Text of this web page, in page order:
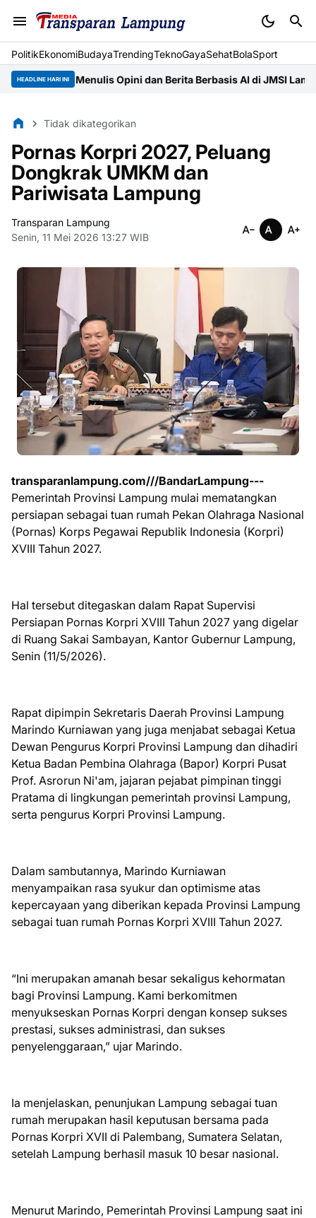
PolitikEkonomiBudayaTrendingTeknoGayaSehatBolaSport
HEADLINE HARI INI
Menulis Opini dan Berita Berbasis AI di JMSI Lampung
Tidak dikategorikan
Pornas Korpri 2027, Peluang
Dongkrak UMKM dan
Pariwisata Lampung
Transparan Lampung
Senin, 11 Mei 2026 13:27 WIB
transparanlampung.com///BandarLampung---
Pemerintah Provinsi Lampung mulai mematangkan
persiapan sebagai tuan rumah Pekan Olahraga Nasional
(Pornas) Korps Pegawai Republik Indonesia (Korpri)
XVIII Tahun 2027.
Hal tersebut ditegaskan dalam Rapat Supervisi
Persiapan Pornas Korpri XVIII Tahun 2027 yang digelar
di Ruang Sakai Sambayan, Kantor Gubernur Lampung,
Senin (11/5/2026).
Rapat dipimpin Sekretaris Daerah Provinsi Lampung
Marindo Kurniawan yang juga menjabat sebagai Ketua
Dewan Pengurus Korpri Provinsi Lampung dan dihadiri
Ketua Badan Pembina Olahraga (Bapor) Korpri Pusat
Prof. Asrorun Ni'am, jajaran pejabat pimpinan tinggi
Pratama di lingkungan pemerintah provinsi Lampung,
serta pengurus Korpri Provinsi Lampung.
Dalam sambutannya, Marindo Kurniawan
menyampaikan rasa syukur dan optimisme atas
kepercayaan yang diberikan kepada Provinsi Lampung
sebagai tuan rumah Pornas Korpri XVIII Tahun 2027.
“Ini merupakan amanah besar sekaligus kehormatan
bagi Provinsi Lampung. Kami berkomitmen
menyukseskan Pornas Korpri dengan konsep sukses
prestasi, sukses administrasi, dan sukses
penyelenggaraan,” ujar Marindo.
Ia menjelaskan, penunjukan Lampung sebagai tuan
rumah merupakan hasil keputusan bersama pada
Pornas Korpri XVII di Palembang, Sumatera Selatan,
setelah Lampung berhasil masuk 10 besar nasional.
Menurut Marindo, Pemerintah Provinsi Lampung saat ini